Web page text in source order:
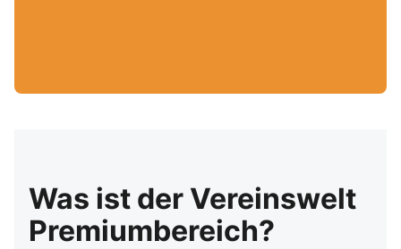
Was ist der Vereinswelt
Premiumbereich?